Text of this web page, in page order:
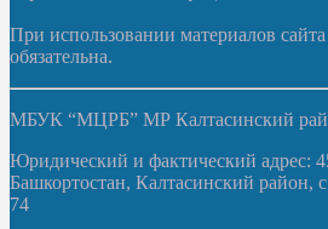
При использовании материалов
обязательна.
МБУК “МЦРБ” МР Калтасинский
Юридический и фактический адрес:
Башкортостан, Калтасинский район,
74